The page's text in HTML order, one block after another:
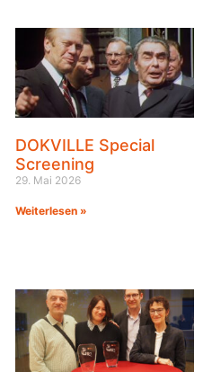
DOKVILLE Special
Screening
29. Mai 2026
Weiterlesen »